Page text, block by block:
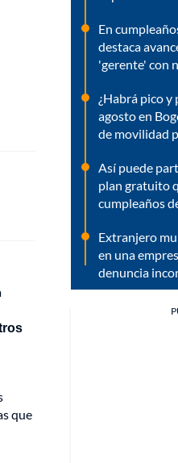
que
En
destaca
'gerente' con
¿Habrá pico y
agosto en
de movilidad
Así puede
plan gratuito
cumpleaños
Extranjero
en una
denuncia